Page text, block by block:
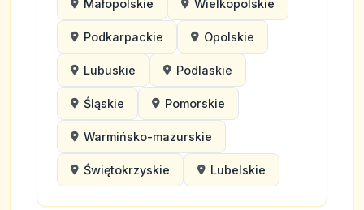
Małopolskie Wielkopolskie
Podkarpackie Opolskie
Lubuskie Podlaskie
Śląskie Pomorskie
Warmińsko-mazurskie
Świętokrzyskie Lubelskie